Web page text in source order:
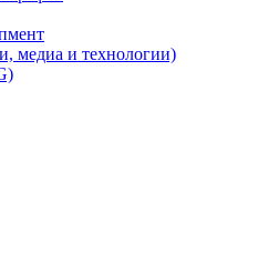
медиа и технологии)